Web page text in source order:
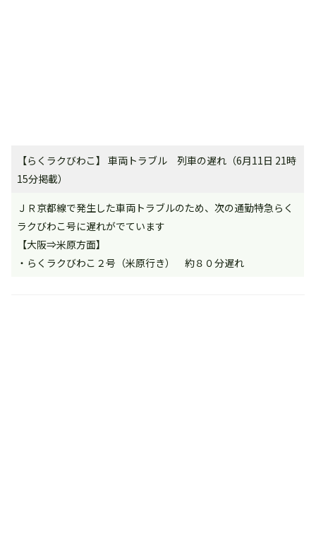
【らくラクびわこ】 車両トラブル 列車の遅れ（6月11日 21時
15分掲載）
ＪＲ京都線で発生した車両トラブルのため、次の通勤特急らく
ラクびわこ号に遅れがでています
【大阪⇒米原方面】
・らくラクびわこ２号（米原行き） 約８０分遅れ